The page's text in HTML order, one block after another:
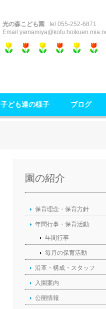
光の森こども園
tel 055-252-6871
Email
子ども達の様子 ブログ
園の紹介
保育理念・保育方針
年間行事・保育活動
年間行事
毎月の保育活動
沿革・構成・スタッフ
入園案内
公開情報